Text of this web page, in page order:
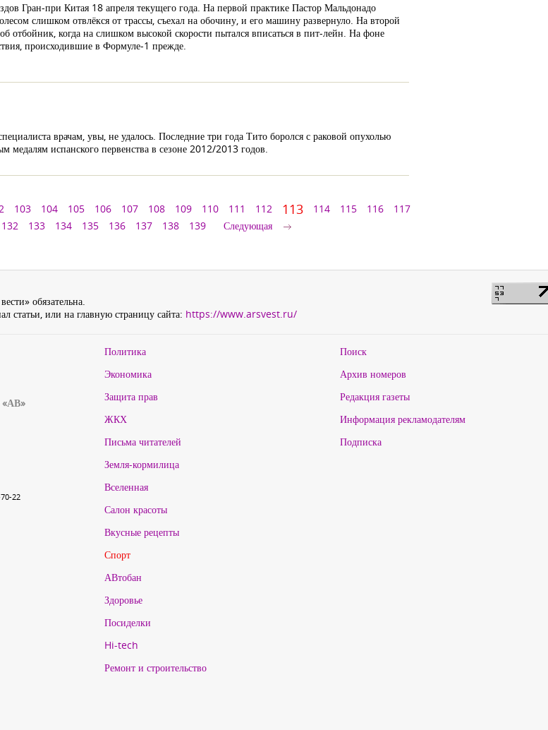
Гран-при Китая 18 апреля текущего года. На первой практике Пастор Мальдонадо
слишком отвлёкся от трассы, съехал на обочину, и его машину развернуло. На второй
когда на слишком высокой скорости пытался вписаться в пит-лейн. На фоне
происходившие в Формуле-1 прежде.
врачам, увы, не удалось. Последние три года Тито боролся с раковой опухолью
медалям испанского первенства в сезоне 2012/2013 годов.
103 104 105 106 107 108 109 110 111 112 113 114 115 116
117
132 133 134 135 136 137 138 139 Следующая
обязательна.
статьи, или на главную страницу сайта: https://www.arsvest.ru/
«АВ»
22
Политика
Экономика
Защита прав
ЖКХ
Письма читателей
Земля-кормилица
Вселенная
Салон красоты
Вкусные рецепты
Спорт
АВтобан
Здоровье
Посиделки
Hi-tech
Ремонт и строительство
Поиск
Архив номеров
Редакция газеты
Информация рекламодателям
Подписка